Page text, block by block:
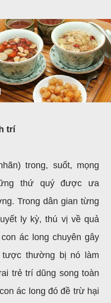
trí
trong, suốt, mọng
thứ quý được ưa
Trong dân gian từng
ly kỳ, thú vị về quả
ác long chuyên gây
thường bị nó làm
trẻ trí dũng song toàn
ác long đó đề trừ hại